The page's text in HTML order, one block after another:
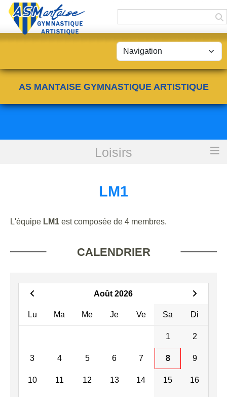
AS MANTAISE GYMNASTIQUE ARTISTIQUE
Loisirs
LM1
LM1
L'équipe LM1 est composée de 4 membres.
CALENDRIER
Août 2026
Lu Ma Me Je Ve Sa Di
1 2
3 4 5 6 7 8 9
10 11 12 13 14 15 16
Panneau de gestion des cookies